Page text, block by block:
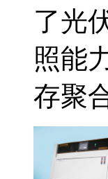
了光
照能
存聚